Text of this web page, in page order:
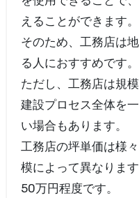
えることができます。
そのため、工務店は
る人におすすめです。
ただし、工務店は規
建設プロセス全体を
い場合もあります。
工務店の坪単価は様
模によって異なりま
50万円程度です。